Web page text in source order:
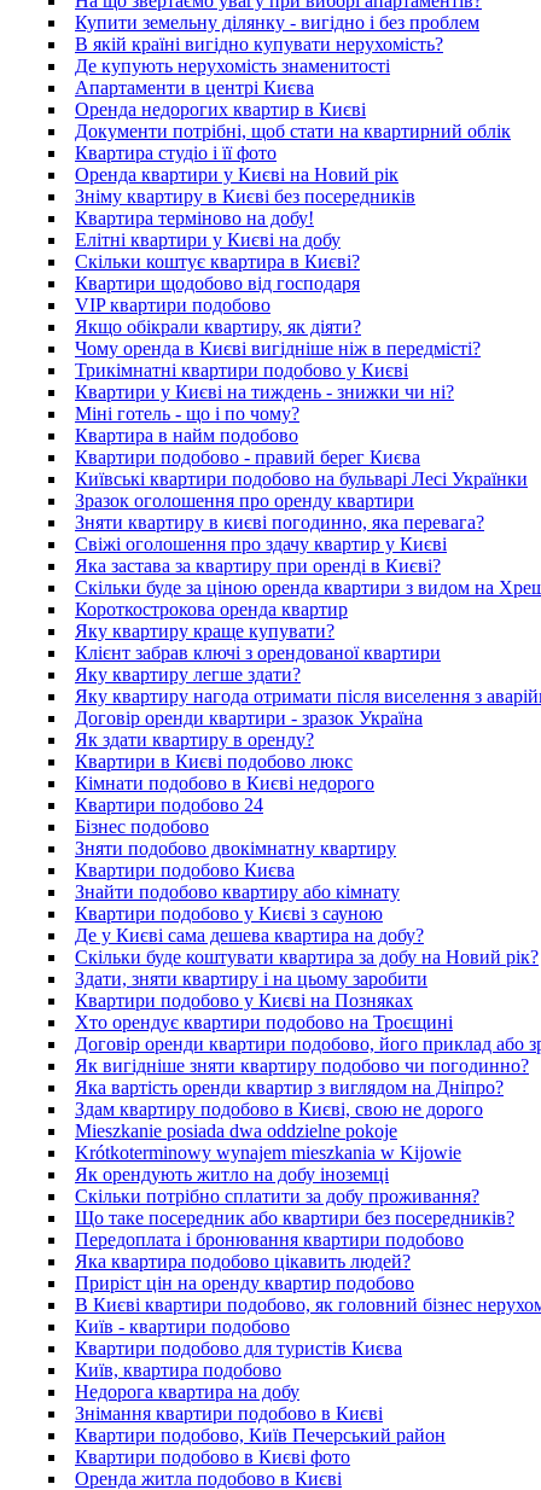
Купити земельну ділянку - вигідно і без проблем
В якій країні вигідно купувати нерухомість?
Де купують нерухомість знаменитості
Апартаменти в центрі Києва
Оренда недорогих квартир в Києві
Документи потрібні, щоб стати на квартирний облік
Квартира студіо і її фото
Оренда квартири у Києві на Новий рік
Зніму квартиру в Києві без посередників
Квартира терміново на добу!
Елітні квартири у Києві на добу
Скільки коштує квартира в Києві?
Квартири щодобово від господаря
VIP квартири подобово
Якщо обікрали квартиру, як діяти?
Чому оренда в Києві вигідніше ніж в передмісті?
Трикімнатні квартири подобово у Києві
Квартири у Києві на тиждень - знижки чи ні?
Міні готель - що і по чому?
Квартира в найм подобово
Квартири подобово - правий берег Києва
Київські квартири подобово на бульварі Лесі Українки
Зразок оголошення про оренду квартири
Зняти квартиру в києві погодинно, яка перевага?
Свіжі оголошення про здачу квартир у Києві
Яка застава за квартиру при оренді в Києві?
Скільки буде за ціною оренда квартири з видом на
Короткострокова оренда квартир
Яку квартиру краще купувати?
Клієнт забрав ключі з орендованої квартири
Яку квартиру легше здати?
Яку квартиру нагода отримати після виселення з
Договір оренди квартири - зразок Україна
Як здати квартиру в оренду?
Квартири в Києві подобово люкс
Кімнати подобово в Києві недорого
Квартири подобово 24
Бізнес подобово
Зняти подобово двокімнатну квартиру
Квартири подобово Києва
Знайти подобово квартиру або кімнату
Квартири подобово у Києві з сауною
Де у Києві сама дешева квартира на добу?
Скільки буде коштувати квартира за добу на Новий рік?
Здати, зняти квартиру і на цьому заробити
Квартири подобово у Києві на Позняках
Хто орендує квартири подобово на Троєщині
Договір оренди квартири подобово, його приклад або
Як вигідніше зняти квартиру подобово чи погодинно?
Яка вартість оренди квартир з виглядом на Дніпро?
Здам квартиру подобово в Києві, свою не дорого
Mieszkanie posiada dwa oddzielne pokoje
Krótkoterminowy wynajem mieszkania w Kijowie
Як орендують житло на добу іноземці
Скільки потрібно сплатити за добу проживання?
Що таке посередник або квартири без посередників?
Передоплата і бронювання квартири подобово
Яка квартира подобово цікавить людей?
Приріст цін на оренду квартир подобово
В Києві квартири подобово, як головний бізнес
Київ - квартири подобово
Квартири подобово для туристів Києва
Київ, квартира подобово
Недорога квартира на добу
Знімання квартири подобово в Києві
Квартири подобово, Київ Печерський район
Квартири подобово в Києві фото
Оренда житла подобово в Києві